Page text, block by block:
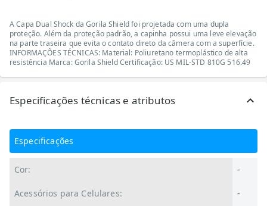
A Capa Dual Shock da Gorila Shield foi projetada com uma dupla
proteção. Além da proteção padrão, a capinha possui uma leve elevação
na parte traseira que evita o contato direto da câmera com a superfície.
INFORMAÇÕES TÉCNICAS: Material: Poliuretano termoplástico de alta
resistência Marca: Gorila Shield Certificação: US MIL-STD 810G 516.49
Especificações técnicas e atributos
Especificações
Cor: -
Acessórios para Celulares: -